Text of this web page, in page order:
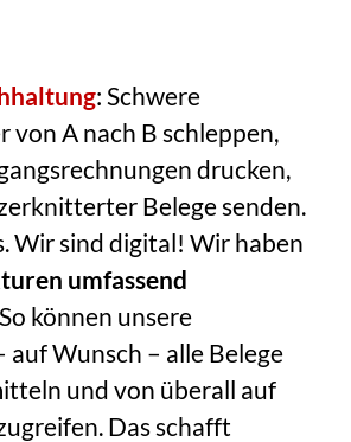
: Schwere
von A nach B schleppen,
drucken,
Belege senden.
Wir sind digital! Wir haben
umfassend
können unsere
auf Wunsch – alle Belege
und von überall auf
Das schafft